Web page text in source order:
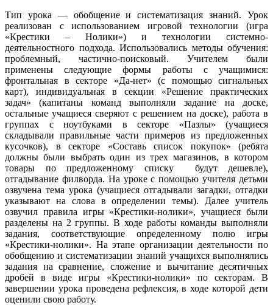
Тип урока — обобщение и систематизация знаний. Урок
реализован с использованием игровой технологии (игра
«Крестики – Нолики») и технологии системно-
деятельностного подхода. Использовались методы обучения:
проблемный, частично-поисковый. Учителем были
применены следующие формы работы с учащимися:
фронтальная в секторе «Да-нет» (с помощью сигнальных
карт), индивидуальная в секции «Решение практических
задач» (капитаны команд выполняли задание на доске,
остальные учащиеся сверяют с решением на доске), работа в
группах с ноутбуками в секторе «Пазлы» (учащиеся
складывали правильные части примеров из предложенных
кусочков), в секторе «Составь список покупок» (ребята
должны были выбрать один из трех магазинов, в котором
товары по предложенному списку будут дешевле),
отгадывание филворда. На уроке с помощью учителя детьми
озвучена тема урока (учащиеся отгадывали загадки, отгадки
указывают на слова в определении темы). Далее учитель
озвучил правила игры «Крестики-нолики», учащиеся были
разделены на 2 группы. В ходе работы команды выполняли
задания, соответствующие определенному полю игры
«Крестики-нолики». На этапе организации деятельности по
обобщению и систематизации знаний учащихся выполнялись
задания на сравнение, сложение и вычитание десятичных
дробей в виде игры «Крестики-нолики» по секторам. В
завершении урока проведена рефлексия, в ходе которой дети
оценили свою работу.